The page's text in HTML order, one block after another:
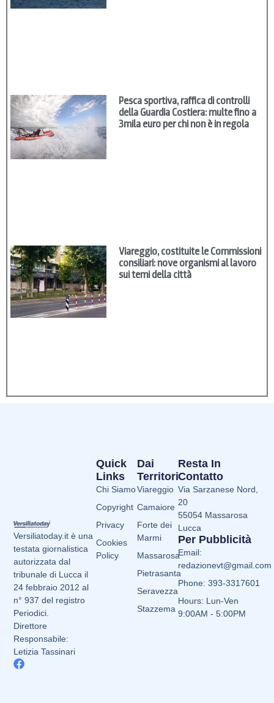
Pesca sportiva, raffica di controlli
della Guardia Costiera: multe fino a
3mila euro per chi non è in regola
Viareggio, costituite le Commissioni
consiliari: nove organismi al lavoro
sui temi della città
Versiliatoday.it è una
testata giornalistica
autorizzata dal
tribunale di Lucca il
24 febbraio 2012 al
n° 937 del registro
Periodici.
Direttore
Responsabile:
Letizia Tassinari
Dai
Territori
Viareggio
Camaiore
Forte dei
Marmi
Massarosa
Pietrasanta
Seravezza
Stazzema
Quick
Links
Chi Siamo
Copyright
Privacy
Cookies
Policy
Resta In
Contatto
Via Sarzanese Nord,
20
55054 Massarosa
Lucca
Per Pubblicità
Email:
redazionevt@gmail.com
Phone: 393-3317601
Hours: Lun-Ven
9:00AM - 5:00PM